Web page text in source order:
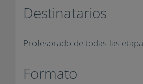
Destinatarios
Profesorado de todas las
Formato